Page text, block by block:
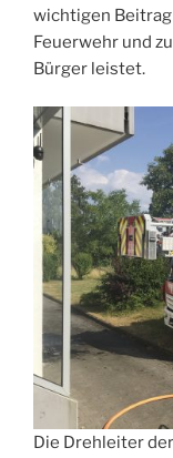
wichtigen
Feuerwehr und
Bürger leistet.
Die Drehleiter